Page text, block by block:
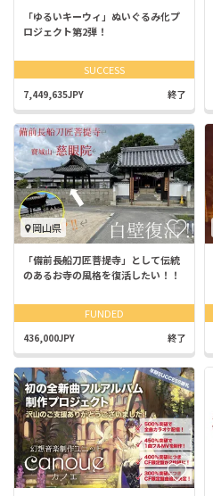
「ゆるいキーウィ」ぬいぐるみ化プ
ロジェクト第2弾！
SUCCESS
7,449,635JPY 終了
岡山県
「備前長船刀匠菩提寺」として伝統
のあるお寺の風格を復活したい！！
FUNDED
436,000JPY 終了